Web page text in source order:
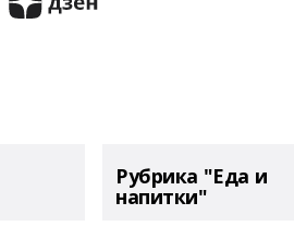
Рубрика "Еда и
напитки"